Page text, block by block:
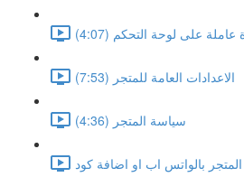
على لوحة التحكم (4:07)
الاعدادات العامة للمتجر (7:53)
سياسة المتجر (4:36)
بالواتس اب او اضافة كود